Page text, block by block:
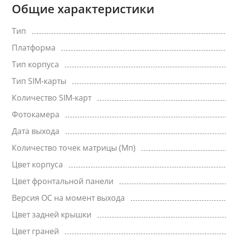
Общие характеристики
Тип
Платформа
Тип корпуса
Тип SIM-карты
Количество SIM-карт
Фотокамера
Дата выхода
Количество точек матрицы (Мп)
Цвет корпуса
Цвет фронтальной панели
Версия ОС на момент выхода
Цвет задней крышки
Цвет граней